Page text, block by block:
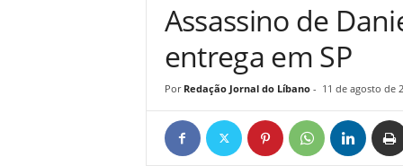
o
Assassino de
entrega em SP
Por Redação Jornal do Líbano- 11 de agosto de